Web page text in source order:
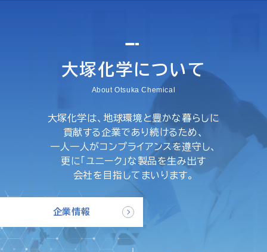
大塚化学について
About Otsuka Chemical
大塚化学は、地球環境と豊かな暮らしに
貢献する企業であり続けるため、
一人一人がコンプライアンスを遵守し、
更に「ユニーク」な製品を生み出す
会社を目指してまいります。
企業情報